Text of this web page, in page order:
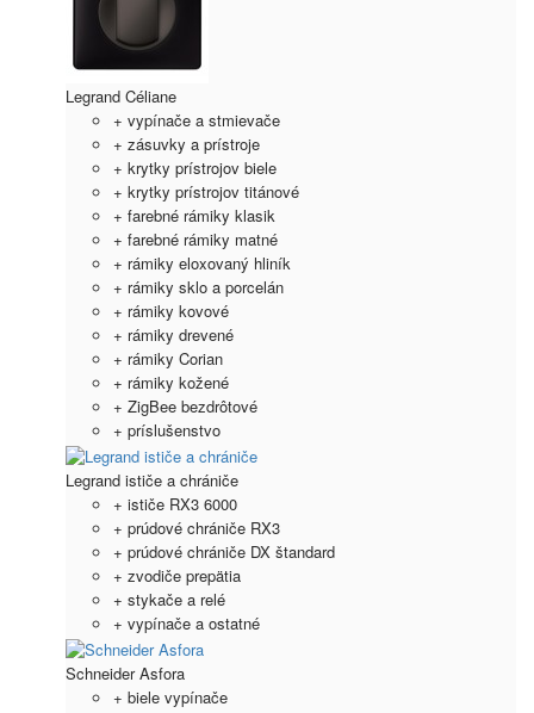
Legrand Céliane
+ vypínače a stmievače
+ zásuvky a prístroje
+ krytky prístrojov biele
+ krytky prístrojov titánové
+ farebné rámiky klasik
+ farebné rámiky matné
+ rámiky eloxovaný hliník
+ rámiky sklo a porcelán
+ rámiky kovové
+ rámiky drevené
+ rámiky Corian
+ rámiky kožené
+ ZigBee bezdrôtové
+ príslušenstvo
Legrand ističe a chrániče
+ ističe RX3 6000
+ prúdové chrániče RX3
+ prúdové chrániče DX štandard
+ zvodiče prepätia
+ stykače a relé
+ vypínače a ostatné
Schneider Asfora
+ biele vypínače